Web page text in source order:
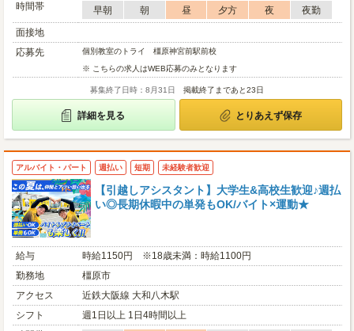
時間帯
早朝 朝 昼 夕方 夜
夜勤
面接地
応募先
個別教室のトライ 橿原神宮前駅前校
※ こちらの求人はWEB応募のみとなります
募集終了日時：8月31日 掲載終了まであと23日
詳細を見る とりあえず保存
アルバイト・パート 週払い 短期 未経験者歓迎
【引越しアシスタント】大学生&高校生歓迎♪週払
い◎長期休暇中の単発もOK/バイト×運動★
給与
時給1150円 ※18歳未満：時給1100円
勤務地
橿原市
アクセス
近鉄大阪線 大和八木駅
シフト
週1日以上 1日4時間以上